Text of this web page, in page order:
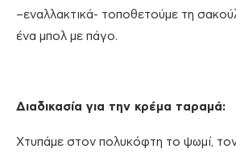
–εναλλακτικά- τοποθετούμε τη
ένα μπολ με πάγο.
Διαδικασία για την κρέμα ταραμά:
Χτυπάμε στον πολυκόφτη το ψωμί,